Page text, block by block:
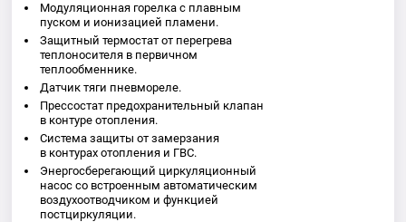
Модуляционная горелка с плавным
пуском и ионизацией пламени.
Защитный термостат от перегрева
теплоносителя в первичном
теплообменнике.
Датчик тяги пневмореле.
Прессостат предохранительный клапан
в контуре отопления.
Система защиты от замерзания
в контурах отопления и ГВС.
Энергосберегающий циркуляционный
насос со встроенным автоматическим
воздухоотводчиком и функцией
постциркуляции.